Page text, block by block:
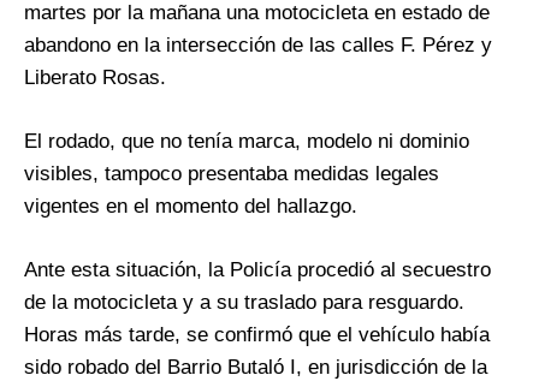
martes por la mañana una motocicleta en estado de
abandono en la intersección de las calles F. Pérez y
Liberato Rosas.
El rodado, que no tenía marca, modelo ni dominio
visibles, tampoco presentaba medidas legales
vigentes en el momento del hallazgo.
Ante esta situación, la Policía procedió al secuestro
de la motocicleta y a su traslado para resguardo.
Horas más tarde, se confirmó que el vehículo había
sido robado del Barrio Butaló I, en jurisdicción de la